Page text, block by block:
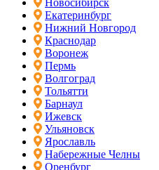
Екатеринбург
Нижний Новгород
Краснодар
Воронеж
Пермь
Волгоград
Тольятти
Барнаул
Ижевск
Ульяновск
Ярославль
Набережные Челны
Оренбург